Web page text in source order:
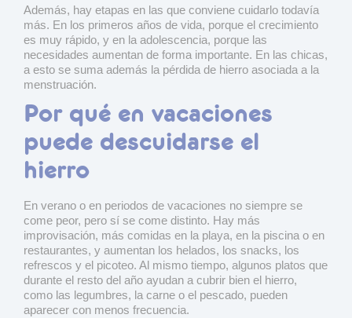
Además, hay etapas en las que conviene cuidarlo todavía
más. En los primeros años de vida, porque el crecimiento
es muy rápido, y en la adolescencia, porque las
necesidades aumentan de forma importante. En las chicas,
a esto se suma además la pérdida de hierro asociada a la
menstruación.
Por qué en vacaciones
puede descuidarse el
hierro
En verano o en periodos de vacaciones no siempre se
come peor, pero sí se come distinto. Hay más
improvisación, más comidas en la playa, en la piscina o en
restaurantes, y aumentan los helados, los snacks, los
refrescos y el picoteo. Al mismo tiempo, algunos platos que
durante el resto del año ayudan a cubrir bien el hierro,
como las legumbres, la carne o el pescado, pueden
aparecer con menos frecuencia.